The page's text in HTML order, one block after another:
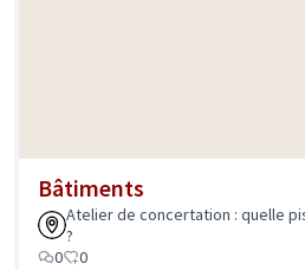
Bâtiments
Atelier de concertation : quelle
?
0
0